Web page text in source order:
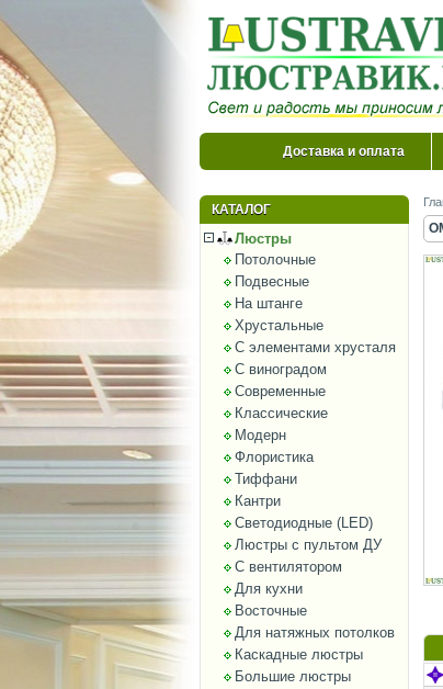
Доставка и оплата
КАТАЛОГ
Люстры
Потолочные
Подвесные
На штанге
Хрустальные
С элементами хрусталя
С виноградом
Современные
Классические
Модерн
Флористика
Тиффани
Кантри
Светодиодные (LED)
Люстры с пультом ДУ
С вентилятором
Для кухни
Восточные
Для натяжных потолков
Каскадные люстры
Большие люстры